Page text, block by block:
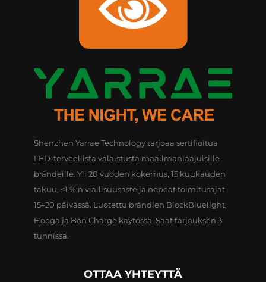
Shenzhen Yarrae Technology tarjoaa sertifioitua
LED-terveellistä valaistusta maailmanlaajuisille
brändeille. Yli 20 vuoden kokemus, 15 kuukauden
takuu, ≤1 %:n viallisuusaste ja nopeat toimitusajat
15–20 päivässä. Luotettu brändien BlockBluelight,
Hooga ja Bon Charge käytössä. Saat tarjouksen 3
tunnissa.
OTTAA YHTEYTTÄ